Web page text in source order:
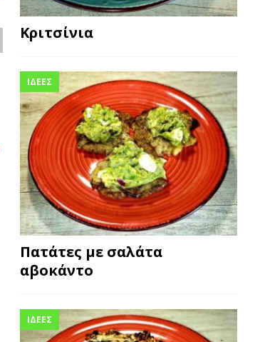
Κριτσίνια
ΙΔΕΕΣ
Πατάτες με σαλάτα
αβοκάντο
ΙΔΕΕΣ